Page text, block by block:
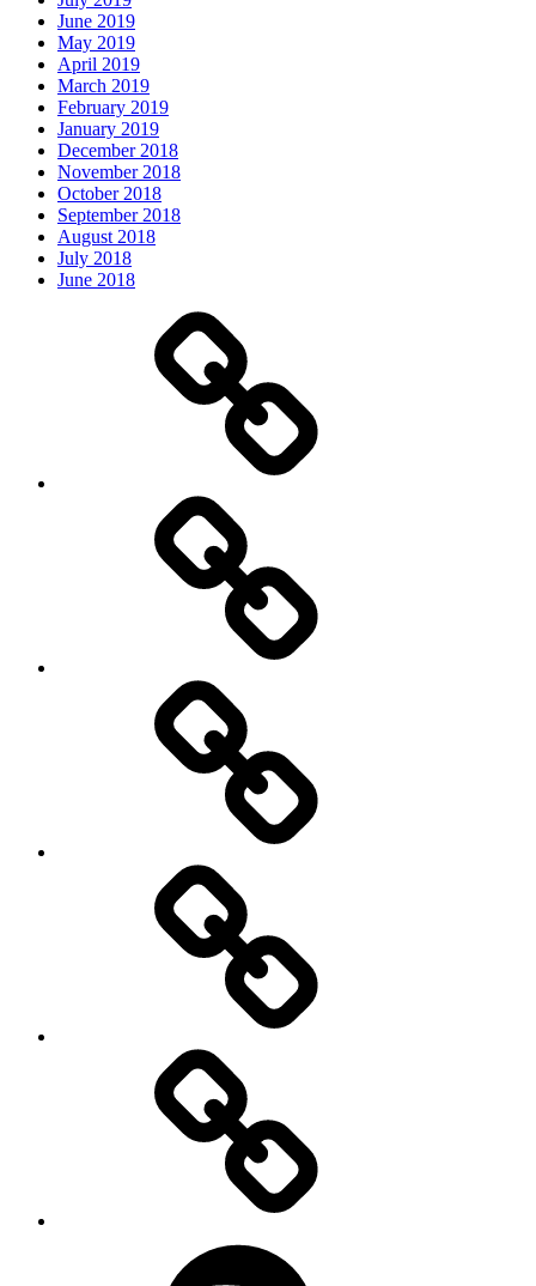
June 2019
May 2019
April 2019
March 2019
February 2019
January 2019
December 2018
November 2018
October 2018
September 2018
August 2018
July 2018
June 2018